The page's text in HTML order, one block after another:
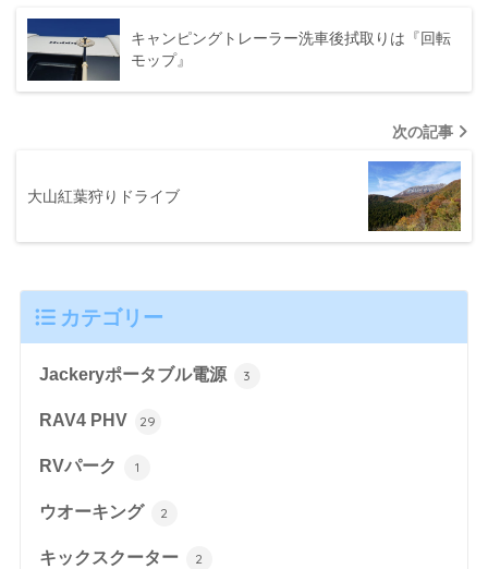
キャンピングトレーラー洗車後拭取りは『回転
モップ』
次の記事
大山紅葉狩りドライブ
カテゴリー
Jackeryポータブル電源 3
RAV4 PHV 29
RVパーク 1
ウオーキング 2
キックスクーター 2